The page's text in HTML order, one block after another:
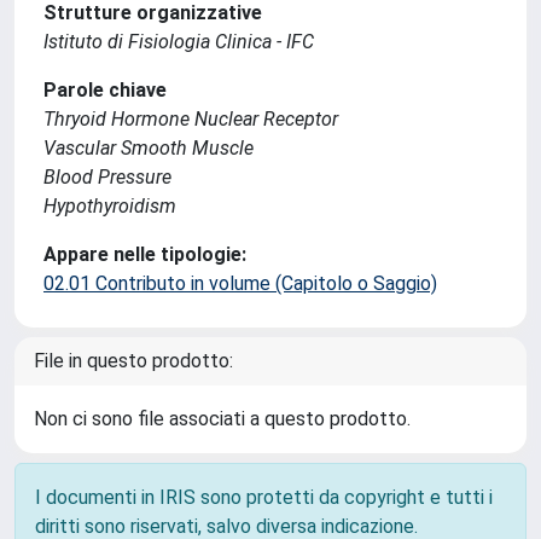
Strutture organizzative
Istituto di Fisiologia Clinica - IFC
Parole chiave
Thryoid Hormone Nuclear Receptor
Vascular Smooth Muscle
Blood Pressure
Hypothyroidism
Appare nelle tipologie:
02.01 Contributo in volume (Capitolo o Saggio)
File in questo prodotto:
Non ci sono file associati a questo prodotto.
I documenti in IRIS sono protetti da copyright e tutti i
diritti sono riservati, salvo diversa indicazione.